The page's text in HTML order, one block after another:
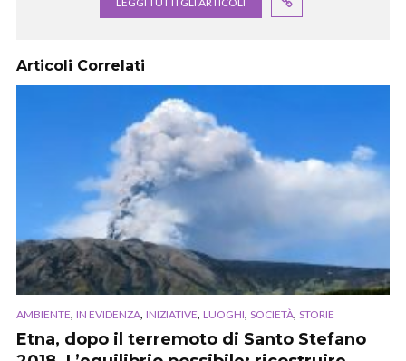
Articoli Correlati
AMBIENTE, IN EVIDENZA, INIZIATIVE, LUOGHI, SOCIETÀ, STORIE
Etna, dopo il terremoto di Santo Stefano